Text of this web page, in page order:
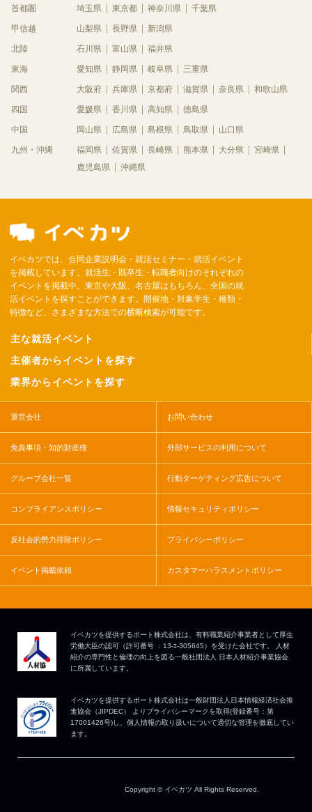
首都圏 埼玉県 東京都 神奈川県 千葉県
甲信越 山梨県 長野県 新潟県
北陸 石川県 富山県 福井県
東海 愛知県 静岡県 岐阜県 三重県
関西 大阪府 兵庫県 京都府 滋賀県 奈良県 和歌山県
四国 愛媛県 香川県 高知県 徳島県
中国 岡山県 広島県 島根県 鳥取県 山口県
九州・沖縄 福岡県 佐賀県 長崎県 熊本県 大分県
宮崎県
鹿児島県
沖縄県
イベカツでは、合同企業説明会・就活セミナー・就活イベント
を掲載しています。就活生・既卒生・転職者向けのそれぞれの
イベントを掲載中。東京や大阪、名古屋はもちろん、全国の就
活イベントを探すことができます。開催地・対象学生・種類・
特徴など、さまざまな方法での横断検索が可能です。
主な就活イベント
主催者からイベントを探す
業界からイベントを探す
運営会社 お問い合わせ
免責事項・知的財産権 外部サービスの利用について
グループ会社一覧 行動ターゲティング広告について
コンプライアンスポリシー 情報セキュリティポリシー
反社会的勢力排除ポリシー プライバシーポリシー
イベント掲載依頼 カスタマーハラスメントポリシー